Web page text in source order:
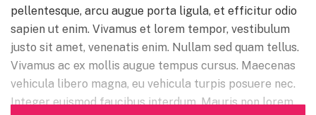
pellentesque, arcu augue porta ligula, et efficitur odio
sapien ut enim. Vivamus et lorem tempor, vestibulum
justo sit amet, venenatis enim. Nullam sed quam tellus.
Vivamus ac ex mollis augue tempus cursus. Maecenas
vehicula libero magna, eu vehicula turpis posuere nec.
Integer euismod faucibus interdum. Mauris non lorem